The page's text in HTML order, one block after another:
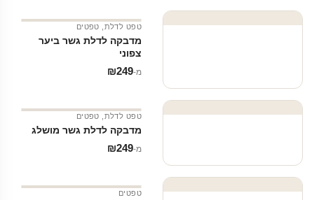
טפט לדלת טפטים
מדבקה לדלת גשר ביער
צפוני
מ‑ ₪249
טפט לדלת טפטים
מדבקה לדלת גשר מושלג
מ‑ ₪249
טפטים